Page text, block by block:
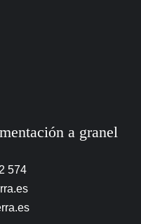
a granel
574